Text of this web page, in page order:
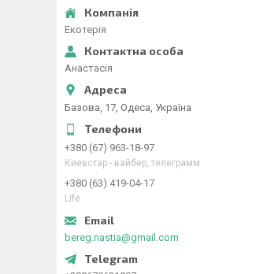
Екотерія
Анастасія
Базова, 17, Одеса, Україна
+380 (67) 963-18-97
Киевстар - вайбер, телеграмм
+380 (63) 419-04-17
Life
bereg.nastia@gmail.com